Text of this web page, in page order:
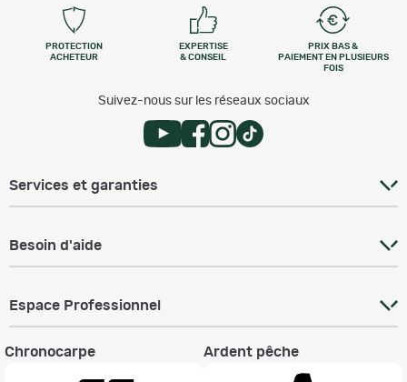
PROTECTION
ACHETEUR
EXPERTISE
& CONSEIL
PRIX BAS &
PAIEMENT EN PLUSIEURS
FOIS
Suivez-nous sur les réseaux sociaux
Services et garanties
Besoin d'aide
Espace Professionnel
Chronocarpe Ardent pêche